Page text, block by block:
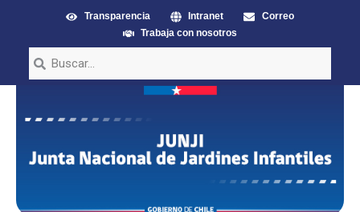
Transparencia Intranet
Correo
Trabaja con nosotros